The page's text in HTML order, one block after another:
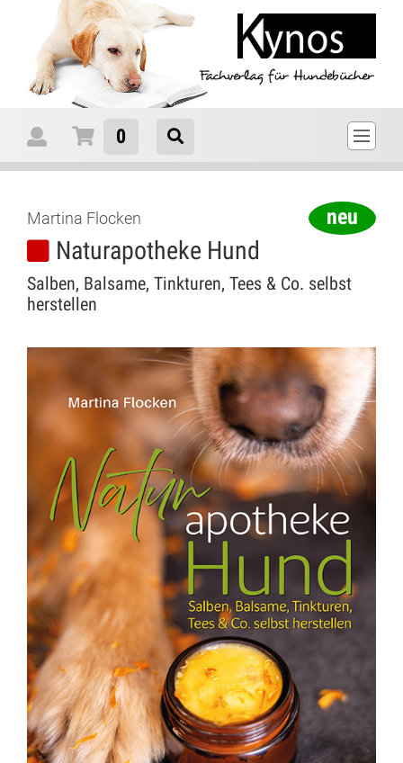
Martina Flocken
Naturapotheke Hund
Salben, Balsame, Tinkturen, Tees & Co. selbst
herstellen
0